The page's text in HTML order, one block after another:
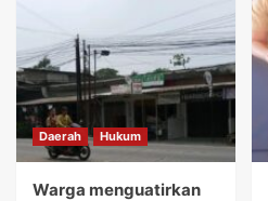
Daerah Hukum
Warga menguatirkan